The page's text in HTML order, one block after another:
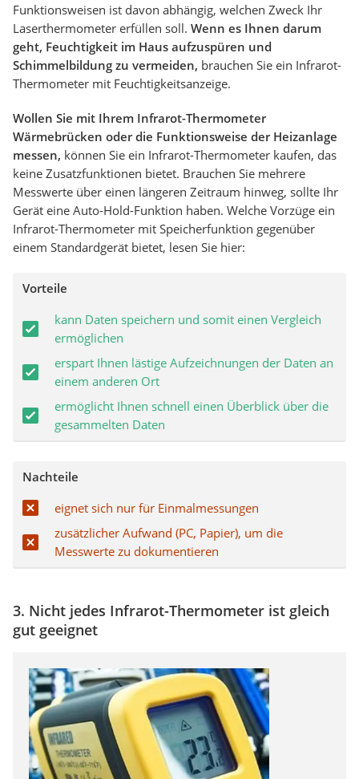
Funktionsweisen ist davon abhängig, welchen Zweck Ihr
Laserthermometer erfüllen soll. Wenn es Ihnen darum
geht, Feuchtigkeit im Haus aufzuspüren und
Schimmelbildung zu vermeiden, brauchen Sie ein Infrarot-
Thermometer mit Feuchtigkeitsanzeige.
Wollen Sie mit Ihrem Infrarot-Thermometer
Wärmebrücken oder die Funktionsweise der Heizanlage
messen, können Sie ein Infrarot-Thermometer kaufen, das
keine Zusatzfunktionen bietet. Brauchen Sie mehrere
Messwerte über einen längeren Zeitraum hinweg, sollte Ihr
Gerät eine Auto-Hold-Funktion haben. Welche Vorzüge ein
Infrarot-Thermometer mit Speicherfunktion gegenüber
einem Standardgerät bietet, lesen Sie hier:
Vorteile
kann Daten speichern und somit einen Vergleich
ermöglichen
erspart Ihnen lästige Aufzeichnungen der Daten an
einem anderen Ort
ermöglicht Ihnen schnell einen Überblick über die
gesammelten Daten
Nachteile
eignet sich nur für Einmalmessungen
zusätzlicher Aufwand (PC, Papier), um die
Messwerte zu dokumentieren
3. Nicht jedes Infrarot-Thermometer ist gleich
gut geeignet